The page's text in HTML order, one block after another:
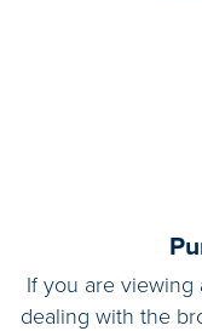
If you are viewing
dealing with the